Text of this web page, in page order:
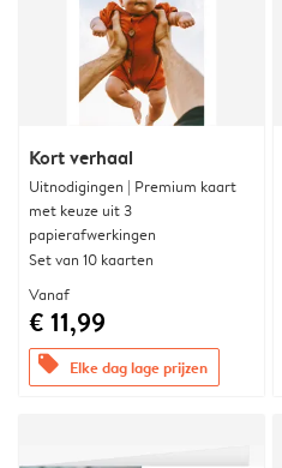
Kort verhaal
Uitnodigingen | Premium kaart
met keuze uit 3
papierafwerkingen
Set van 10 kaarten
Vanaf
€ 11,99
offers Elke dag lage prijzen